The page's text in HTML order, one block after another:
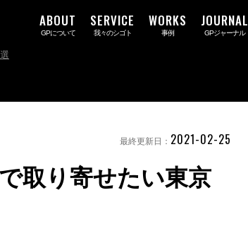
ABOUT
GPについて
SERVICE
我々のシゴト
WORKS
事例
JOURNAL
GPジャーナル
取り寄せたい東京
最終更新日： 2021-02-25